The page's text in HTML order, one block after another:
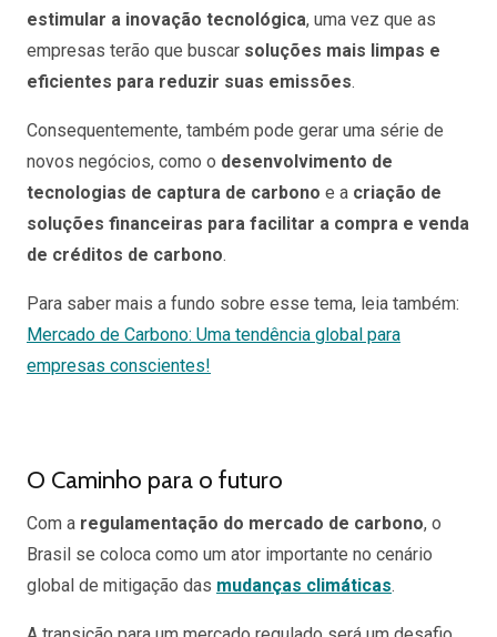
estimular a inovação tecnológica, uma vez que as
empresas terão que buscar soluções mais limpas e
eficientes para reduzir suas emissões.
Consequentemente, também pode gerar uma série de
novos negócios, como o desenvolvimento de
tecnologias de captura de carbono e a criação de
soluções financeiras para facilitar a compra e venda
de créditos de carbono.
Para saber mais a fundo sobre esse tema, leia também:
Mercado de Carbono: Uma tendência global para
empresas conscientes!
O Caminho para o futuro
Com a regulamentação do mercado de carbono, o
Brasil se coloca como um ator importante no cenário
global de mitigação das mudanças climáticas.